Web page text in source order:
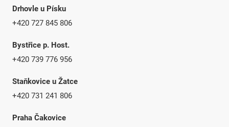
Drhovle u Písku
+420 727 845 806
Bystřice p. Host.
+420 739 776 956
Staňkovice u Žatce
+420 731 241 806
Praha Čakovice